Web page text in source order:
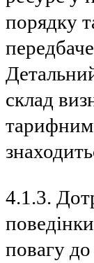
порядку
склад
тарифним
4.1.3.
повагу